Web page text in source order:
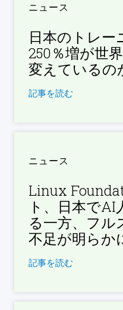
ニュース
日本のトレー
250％増が世
変えているの
記事を読む
ニュース
Linux
ト、日本でAI
る一方、フ
不足が明らか
記事を読む